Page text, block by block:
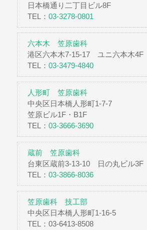
日本橋通り二丁目ビル8F
TEL： 03-3278-0801
六本木 笠原歯科
港区六本木7-15-17 ユニ六本木4F
TEL： 03-3479-4840
人形町 笠原歯科
中央区日本橋人形町1-7-7
笠原ビル1F・B1F
TEL： 03-3666-3690
蔵前 笠原歯科
台東区蔵前3-13-10 日の丸ビル3F
TEL： 03-3866-8036
笠原歯科 技工部
中央区日本橋人形町1-16-5
TEL：03-6413-8508